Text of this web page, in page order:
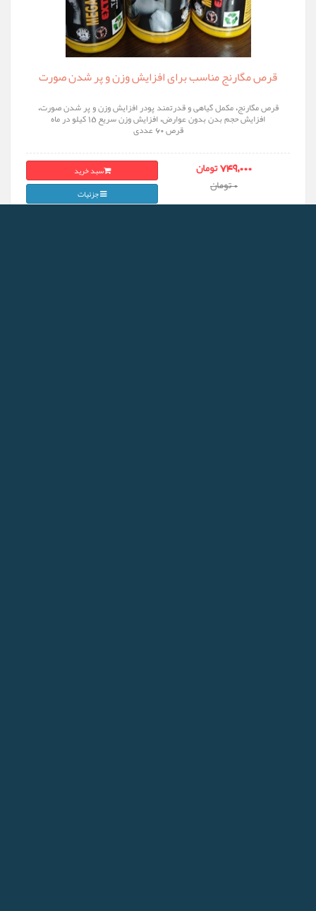
قرص مگارنج مناسب برای افزایش وزن و پر شدن صورت
قرص مگارنج، مکمل گیاهی و قدرتمند پودر افزایش وزن و پر شدن صورت،
افزایش حجم بدن بدون عوارض، افزایش وزن سریع 15 کیلو در ماه
قرص 60 عددی
749,000 تومان
0 تومان
سبد خرید
جزئیات